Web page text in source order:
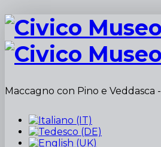
Maccagno con Pino e Veddasca -